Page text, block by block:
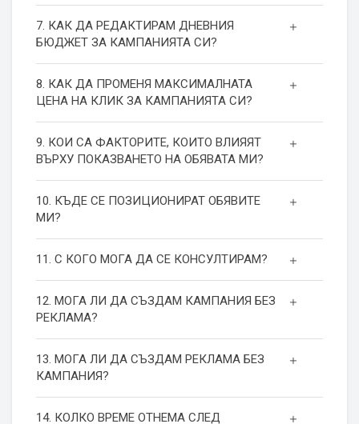
7. КАК ДА РЕДАКТИРАМ ДНЕВНИЯ
БЮДЖЕТ ЗА КАМПАНИЯТА СИ?
8. КАК ДА ПРОМЕНЯ МАКСИМАЛНАТА
ЦЕНА НА КЛИК ЗА КАМПАНИЯТА СИ?
9. КОИ СА ФАКТОРИТЕ, КОИТО ВЛИЯЯТ
ВЪРХУ ПОКАЗВАНЕТО НА ОБЯВАТА МИ?
10. КЪДЕ СЕ ПОЗИЦИОНИРАТ ОБЯВИТЕ
МИ?
11. С КОГО МОГА ДА СЕ КОНСУЛТИРАМ?
12. МОГА ЛИ ДА СЪЗДАМ КАМПАНИЯ БЕЗ
РЕКЛАМА?
13. МОГА ЛИ ДА СЪЗДАМ РЕКЛАМА БЕЗ
КАМПАНИЯ?
14. КОЛКО ВРЕМЕ ОТНЕМА СЛЕД